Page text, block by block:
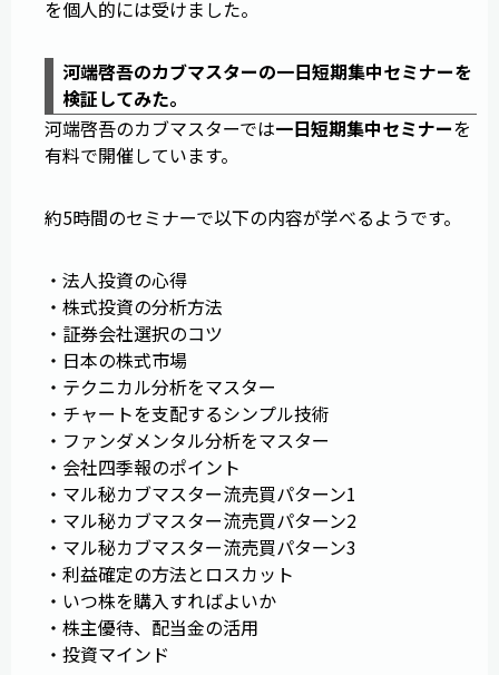
を個人的には受けました。
河端啓吾のカブマスターの一日短期集中セミナーを
検証してみた。
河端啓吾のカブマスターでは一日短期集中セミナーを
有料で開催しています。
約5時間のセミナーで以下の内容が学べるようです。
・法人投資の心得
・株式投資の分析方法
・証券会社選択のコツ
・日本の株式市場
・テクニカル分析をマスター
・チャートを支配するシンプル技術
・ファンダメンタル分析をマスター
・会社四季報のポイント
・マル秘カブマスター流売買パターン1
・マル秘カブマスター流売買パターン2
・マル秘カブマスター流売買パターン3
・利益確定の方法とロスカット
・いつ株を購入すればよいか
・株主優待、配当金の活用
・投資マインド